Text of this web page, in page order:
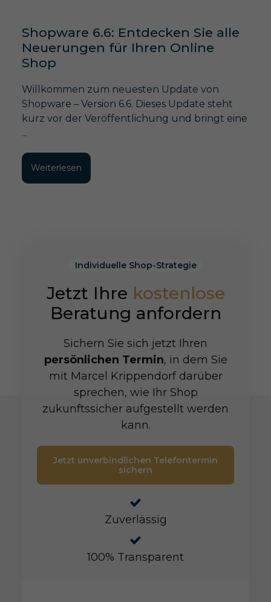
Shopware 6.6: Entdecken Sie alle
Neuerungen für Ihren Online
Shop
Willkommen zum neuesten Update von
Shopware – Version 6.6. Dieses Update steht
kurz vor der Veröffentlichung und bringt eine
...
Weiterlesen
Individuelle Shop-Strategie
Jetzt Ihre kostenlose
Beratung anfordern
Sichern Sie sich jetzt Ihren
persönlichen Termin, in dem Sie
mit Marcel Krippendorf darüber
sprechen, wie Ihr Shop
zukunftssicher aufgestellt werden
kann.
Jetzt unverbindlichen Telefontermin
sichern
Zuverlässig
100% Transparent